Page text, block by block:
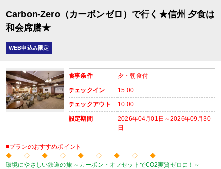
Carbon-Zero（カーボンゼロ）で行く★信州 夕食は
和会席膳★
WEB申込み限定
食事条件 夕・朝食付
チェックイン 15:00
チェックアウト 10:00
設定期間
2026年04月01日～2026年09月30
日
■プランのおすすめポイント
◆ ◇ ◆ ◇ ◆ ◇ ◆ ◇ ◆
環境にやさしい鉄道の旅 ～カーボン・オフセットでCO2実質ゼロに！～